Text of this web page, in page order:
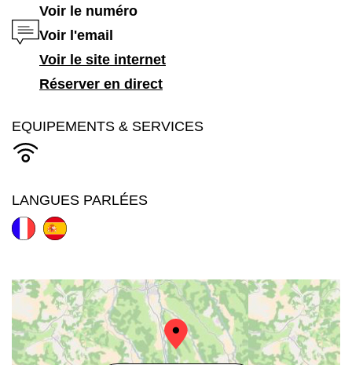
Voir le numéro
Voir l'email
Voir le site internet
Réserver en direct
EQUIPEMENTS & SERVICES
LANGUES PARLÉES